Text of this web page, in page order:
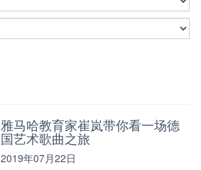
雅马哈教育家崔岚带你看一场德
国艺术歌曲之旅
2019年07月22日